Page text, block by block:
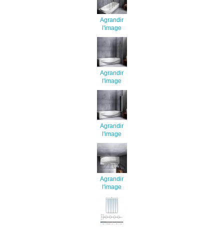
Agrandir
l'image
Agrandir
l'image
Agrandir
l'image
Agrandir
l'image